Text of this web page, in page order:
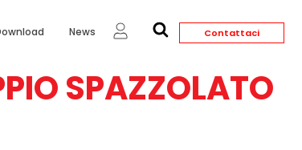
News Contattaci
SPAZZOLATO